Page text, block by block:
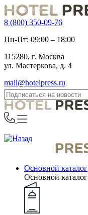
8 (800) 350-09-76
Пн-Пт: 09:00 – 18:00
115280, г. Москва
ул. Мастеркова, д. 4
mail@hotelpress.ru
Основной каталог
Основной каталог